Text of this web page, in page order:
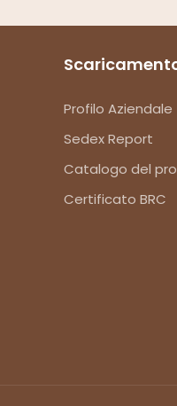
Profilo Aziendale
Sedex Report
Catalogo del
Certificato BRC